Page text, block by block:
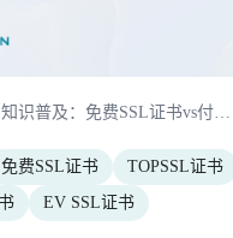
知识普及：免费SSL证书vs付费SSL证书
免费SSL证书 TOPSSL证书
EV SSL证书